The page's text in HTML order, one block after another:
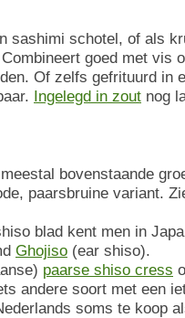
sashimi schotel, of als
goed met vis
Of zelfs gefrituurd in
Ingelegd in zout nog
bovenstaande
paarsbruine variant.
blad kent men in
Ghojiso (ear shiso).
paarse shiso cress
andere soort met een
soms te koop